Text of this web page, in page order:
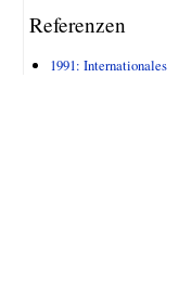
Referenzen
1991: Internationales